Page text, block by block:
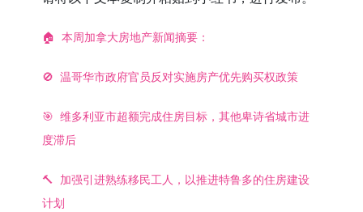
🏠 本周加拿大房地产新闻摘要：
🚫 温哥华市政府官员反对实施房产优先购买权政策
🎯 维多利亚市超额完成住房目标，其他卑诗省城市进
度滞后
🔨 加强引进熟练移民工人，以推进特鲁多的住房建设
计划